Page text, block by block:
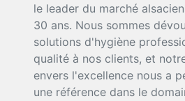
le leader du marché
30 ans. Nous sommes
solutions d'hygiène
qualité à nos clients, et
envers l'excellence nous a
une référence dans le